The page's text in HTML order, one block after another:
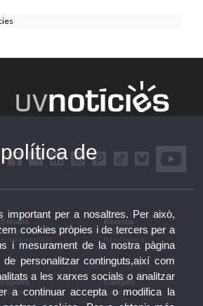
Estudis
Estudis i formació
Recerca
Recerca, innovació i
Esports
Esports
Campus
Campus
de
important per a nosaltres. Per això,
cookies pròpies i de tercers per a
i mesurament de la nostra pàgina
personalitzar continguts,així com
a les xarxes socials o analitzar
a continuar accepta o modifica la